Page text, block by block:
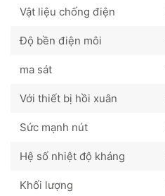
Vật liệu chống điện
Độ bền điện môi
ma sát
Với thiết bị hồi xuân
Sức mạnh nút
Hệ số nhiệt độ kháng
Khối lượng